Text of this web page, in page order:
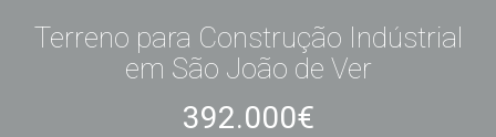
Terreno para Construção Indústrial
em São João de Ver
392.000€